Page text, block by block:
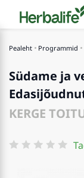
Pealeht Programmid
Südame ja
KERGE